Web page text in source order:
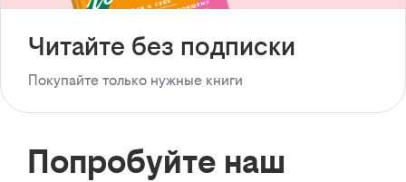
Читайте без подписки
Покупайте только нужные книги
Попробуйте наш